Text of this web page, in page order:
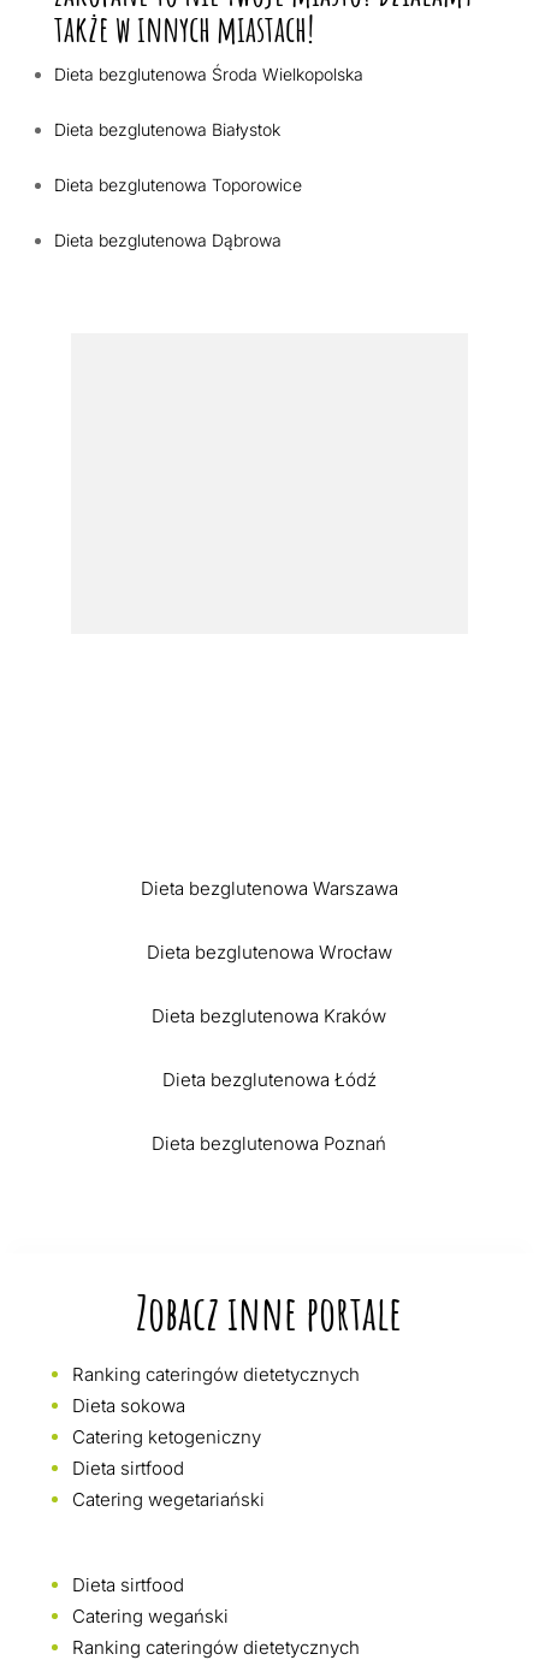
także w innych miastach!
Dieta bezglutenowa Środa Wielkopolska
Dieta bezglutenowa Białystok
Dieta bezglutenowa Toporowice
Dieta bezglutenowa Dąbrowa
Dieta bezglutenowa Warszawa
Dieta bezglutenowa Wrocław
Dieta bezglutenowa Kraków
Dieta bezglutenowa Łódź
Dieta bezglutenowa Poznań
Zobacz inne portale
Ranking cateringów dietetycznych
Dieta sokowa
Catering ketogeniczny
Dieta sirtfood
Catering wegetariański
Dieta sirtfood
Catering wegański
Ranking cateringów dietetycznych